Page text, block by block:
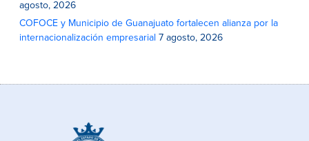
agosto, 2026
COFOCE y Municipio de Guanajuato fortalecen alianza por la
internacionalización empresarial 7 agosto, 2026